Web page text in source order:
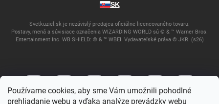
Používame cookies, aby sme Vám umožnili pohodlné
prehliadanie webu a vďaka analýze prevádzky webu
SK
Svetkuziel.sk je nezávislý predajca oficiálne licencovaného tovaru.
Postavy, mená a súvisiace označenia WIZARDING WORLD sú © & ™ Warner Bros.
Entertainment Inc. WB SHIELD: © & ™ WBEI. Vydavateľské práva © JKR. (s26)